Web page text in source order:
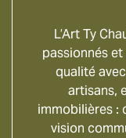
L’Art Ty
passionnés
qualité
artisans,
immobilières :
vision